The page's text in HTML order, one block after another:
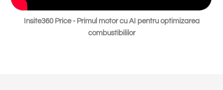
Insite360 Price - Primul motor cu AI pentru optimizarea
combustibililor